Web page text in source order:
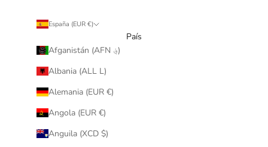
España (EUR €)
País
Afganistán (AFN ؋)
Albania (ALL L)
Alemania (EUR €)
Angola (EUR €)
Anguila (XCD $)